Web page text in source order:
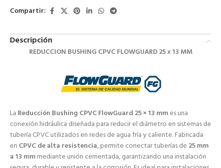
Compartir:
Descripción
REDUCCION BUSHING CPVC FLOWGUARD 25 x 13 MM
La Reducción Bushing CPVC FlowGuard 25 × 13 mmes una
conexión hidráulica diseñada para reducir el diámetro en sistemas de
tubería CPVC utilizados en redes de agua fría y caliente. Fabricada
en CPVC de alta resistencia, permite conectar tuberías de 25 mm
a 13 mmmediante unión cementada, garantizando una instalación